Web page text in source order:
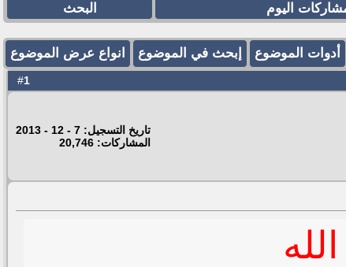
اليوم البحث
أدوات الموضوع إبحث في الموضوع انواع عرض الموضوع
1
تاريخ التسجيل: 7 - 12 - 2013
المشاركات: 20,746